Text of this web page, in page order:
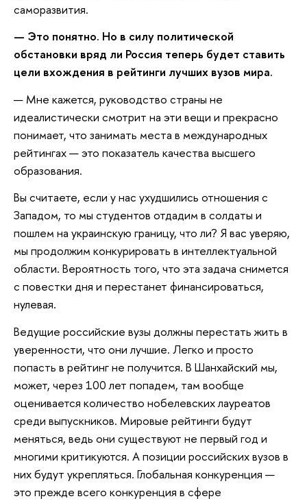
саморазвития.
— Это понятно. Но в силу политической
обстановки вряд ли Россия теперь будет ставить
цели вхождения в рейтинги лучших вузов мира.
— Мне кажется, руководство страны не
идеалистически смотрит на эти вещи и прекрасно
понимает, что занимать места в международных
рейтингах — это показатель качества высшего
образования.
Вы считаете, если у нас ухудшились отношения с
Западом, то мы студентов отдадим в солдаты и
пошлем на украинскую границу, что ли? Я вас уверяю,
мы продолжим конкурировать в интеллектуальной
области. Вероятность того, что эта задача снимется
с повестки дня и перестанет финансироваться,
нулевая.
Ведущие российские вузы должны перестать жить в
уверенности, что они лучшие. Легко и просто
попасть в рейтинг не получится. В Шанхайский мы,
может, через 100 лет попадем, там вообще
оценивается количество нобелевских лауреатов
среди выпускников. Мировые рейтинги будут
меняться, ведь они существуют не первый год и
многими критикуются. А позиции российских вузов в
них будут укрепляться. Глобальная конкуренция —
это прежде всего конкуренция в сфере